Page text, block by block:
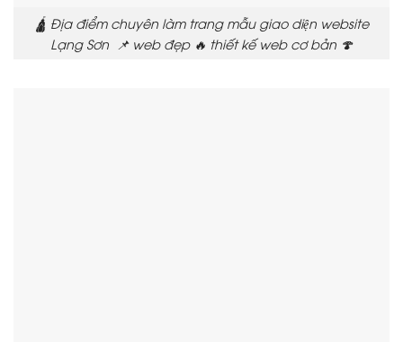
🛕 Địa điểm chuyên làm trang mẫu giao diện website
Lạng Sơn 📌 web đẹp 🔥 thiết kế web cơ bản 🍄